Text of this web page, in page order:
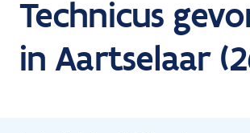
Technicus
in Aartselaar